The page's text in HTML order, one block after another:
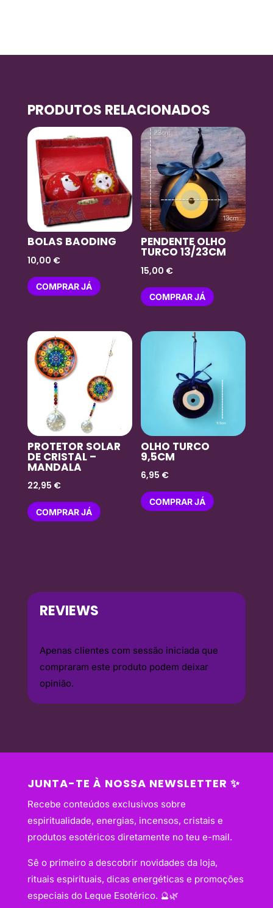
PRODUTOS RELACIONADOS
BOLAS BAODING
10,00 €
COMPRAR JÁ
PENDENTE OLHO
TURCO 13/23CM
15,00 €
COMPRAR JÁ
PROTETOR SOLAR
DE CRISTAL –
MANDALA
22,95 €
COMPRAR JÁ
OLHO TURCO
9,5CM
6,95 €
COMPRAR JÁ
REVIEWS
Apenas clientes com sessão iniciada que
compraram este produto podem deixar
opinião.
JUNTA-TE À NOSSA NEWSLETTER ✨
Recebe conteúdos exclusivos sobre
espiritualidade, energias, incensos, cristais e
produtos esotéricos diretamente no teu e-mail.
Sê o primeiro a descobrir novidades da loja,
rituais espirituais, dicas energéticas e promoções
especiais do Leque Esotérico. 🔮🌿